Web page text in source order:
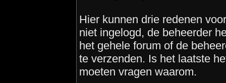
Hier kunnen drie redenen
niet ingelogd, de beheerder
het gehele forum of de
te verzenden. Is het laatste
moeten vragen waarom.